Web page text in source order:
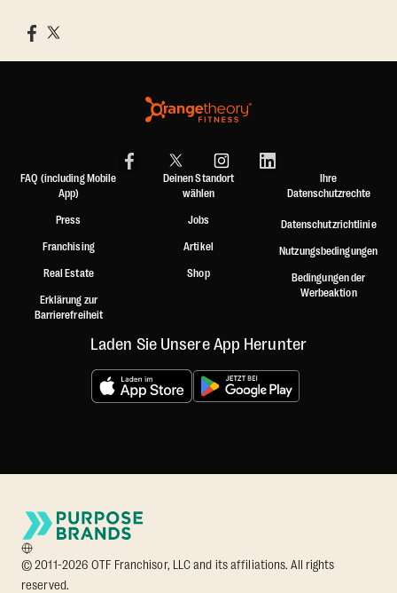
FAQ (including Mobile
App)
Press
Franchising
Real Estate
Erklärung zur
Barrierefreiheit
Deinen Standort
wählen
Jobs
Artikel
Shop
Ihre
Datenschutzrechte
Datenschutzrichtlinie
Nutzungsbedingungen
Bedingungen der
Werbeaktion
Laden Sie Unsere App Herunter
© 2011-2026 OTF Franchisor, LLC and its affiliations. All rights
reserved.